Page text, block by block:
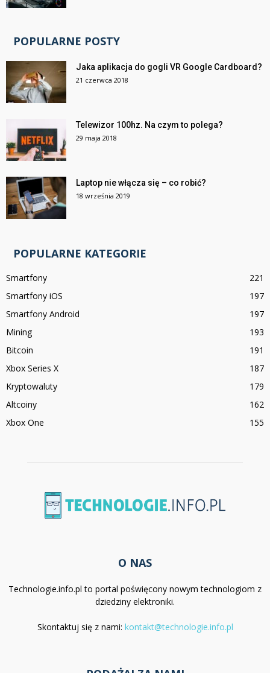
POPULARNE POSTY
Jaka aplikacja do gogli VR Google Cardboard?
21 czerwca 2018
Telewizor 100hz. Na czym to polega?
29 maja 2018
Laptop nie włącza się – co robić?
18 września 2019
POPULARNE KATEGORIE
Smartfony
221
Smartfony iOS
197
Smartfony Android
197
Mining
193
Bitcoin
191
Xbox Series X
187
Kryptowaluty
179
Altcoiny
162
Xbox One
155
O NAS
Technologie.info.pl to portal poświęcony nowym technologiom z
dziedziny elektroniki.
Skontaktuj się z nami: kontakt@technologie.info.pl